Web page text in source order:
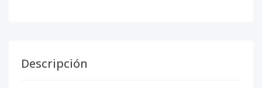
Descripción